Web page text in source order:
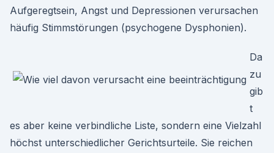
Aufgeregtsein, Angst und Depressionen verursachen
häufig Stimmstörungen (psychogene Dysphonien).
Da
zu
gib
t
es aber keine verbindliche Liste, sondern eine Vielzahl
höchst unterschiedlicher Gerichtsurteile. Sie reichen